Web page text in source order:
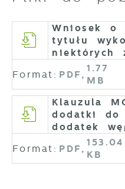
Wniosek o
tytułu
niektórych
Format: PDF,
1.77
MB
Klauzula
dodatki do
dodatek
Format: PDF,
153.04
KB